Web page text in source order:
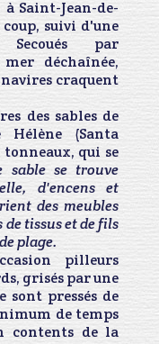
Saint-Jean-de-
suivi d'une
Secoués par
déchaînée,
craquent
des sables de
(Santa
tonneaux, qui se
sable se trouve
d'encens et
des meubles
tissus et de fils
plage.
pilleurs
grisés par une
sont pressés de
de temps
contents de la